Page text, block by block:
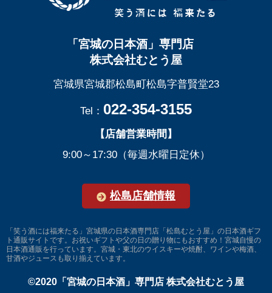
「宮城の日本酒」専門店
株式会社むとう屋
宮城県宮城郡松島町松島字普賢堂23
Tel： 022-354-3155
【店舗営業時間】
9:00～17:30（毎週水曜日定休）
松島店舗情報
「笑う酒には福来たる」宮城県の日本酒専門店「松島むとう屋」の日本酒ギフ
ト通販サイトです。お祝いギフトや父の日の贈り物にもおすすめ！宮城自慢の
日本酒通販を行っています。宮城・東北のウイスキーや焼酎、ワインや梅酒、
甘酒やジュースも取り揃えています。
©2020「宮城の日本酒」専門店 株式会社むとう屋